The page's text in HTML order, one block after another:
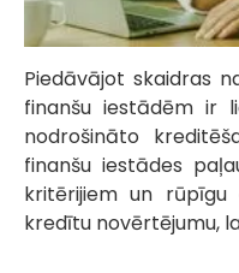
Piedāvājot skaidras
finanšu iestādēm ir
nodrošināto
finanšu iestādes
kritērijiem un rūpīgu
kredītu novērtējumu,